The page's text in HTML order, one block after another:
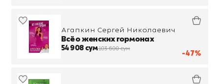
-47%
Агапкин Сергей Николаевич
Всё о женских гормонах
54 908 сум103 600 сум